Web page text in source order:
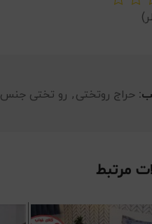
حراج روتختی, رو تختی
مرتبط